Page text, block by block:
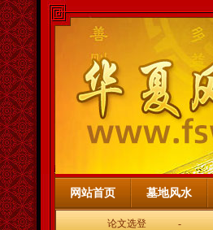
网站首页 墓地风水
论文选登 -